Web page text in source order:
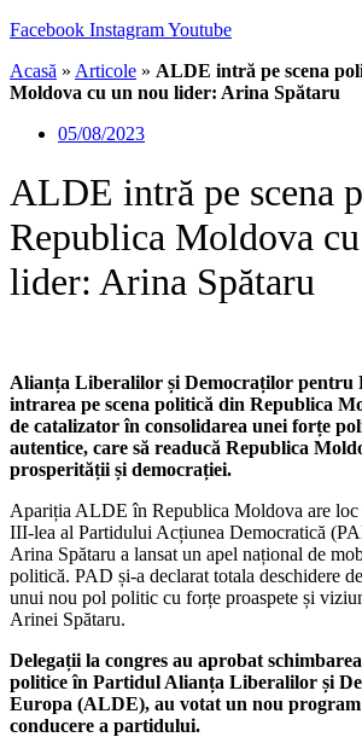
Facebook InstagramYoutube
Acasă » Articole » ALDE intră pe scena
Moldova cu un nou lider: Arina Spătaru
05/08/2023
ALDE intră pe scena
Republica Moldova
lider: Arina Spătaru
Alianța Liberalilor și Democraților pentru
intrarea pe scena politică din Republica
de catalizator în consolidarea unei forțe
autentice, care să readucă Republica
prosperității și democrației.
Apariția ALDE în Republica Moldova are loc
III-lea al Partidului Acțiunea Democratică
Arina Spătaru a lansat un apel național de
politică. PAD și-a declarat totala deschidere
unui nou pol politic cu forțe proaspete și
Arinei Spătaru.
Delegații la congres au aprobat
politice în Partidul Alianța Liberalilor și
Europa (ALDE), au votat un nou program
conducere a partidului.